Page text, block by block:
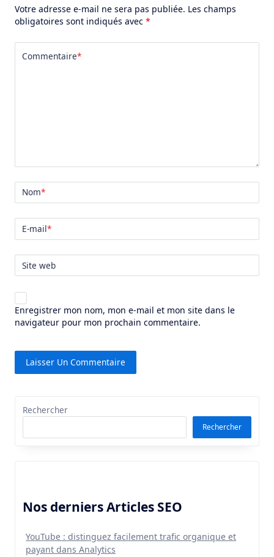
Votre adresse e-mail ne sera pas publiée. Les champs
obligatoires sont indiqués avec *
Commentaire*
Nom*
E-mail*
Site web
Enregistrer mon nom, mon e-mail et mon site dans le
navigateur pour mon prochain commentaire.
Rechercher
Rechercher
Nos derniers Articles SEO
YouTube : distinguez facilement trafic organique et
payant dans Analytics